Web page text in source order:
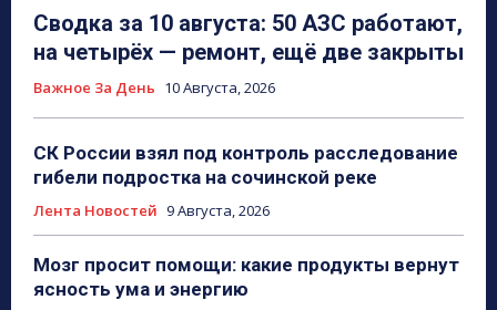
Сводка за 10 августа: 50 АЗС работают,
на четырёх — ремонт, ещё две закрыты
Важное За День 10 Августа, 2026
СК России взял под контроль расследование
гибели подростка на сочинской реке
Лента Новостей 9 Августа, 2026
Мозг просит помощи: какие продукты вернут
ясность ума и энергию